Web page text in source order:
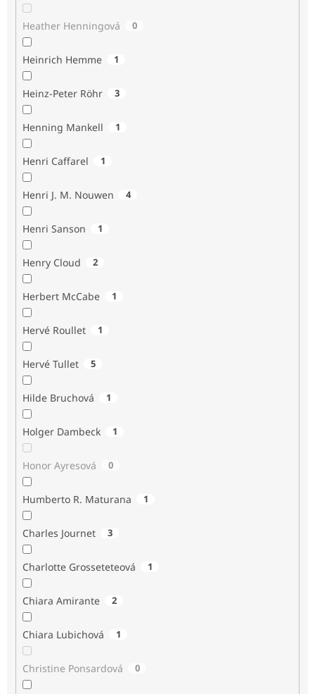
Heather Henningová 0
Heinrich Hemme 1
Heinz-Peter Röhr 3
Henning Mankell 1
Henri Caffarel 1
Henri J. M. Nouwen 4
Henri Sanson 1
Henry Cloud 2
Herbert McCabe 1
Hervé Roullet 1
Hervé Tullet 5
Hilde Bruchová 1
Holger Dambeck 1
Honor Ayresová 0
Humberto R. Maturana 1
Charles Journet 3
Charlotte Grosseteteová 1
Chiara Amirante 2
Chiara Lubichová 1
Christine Ponsardová 0